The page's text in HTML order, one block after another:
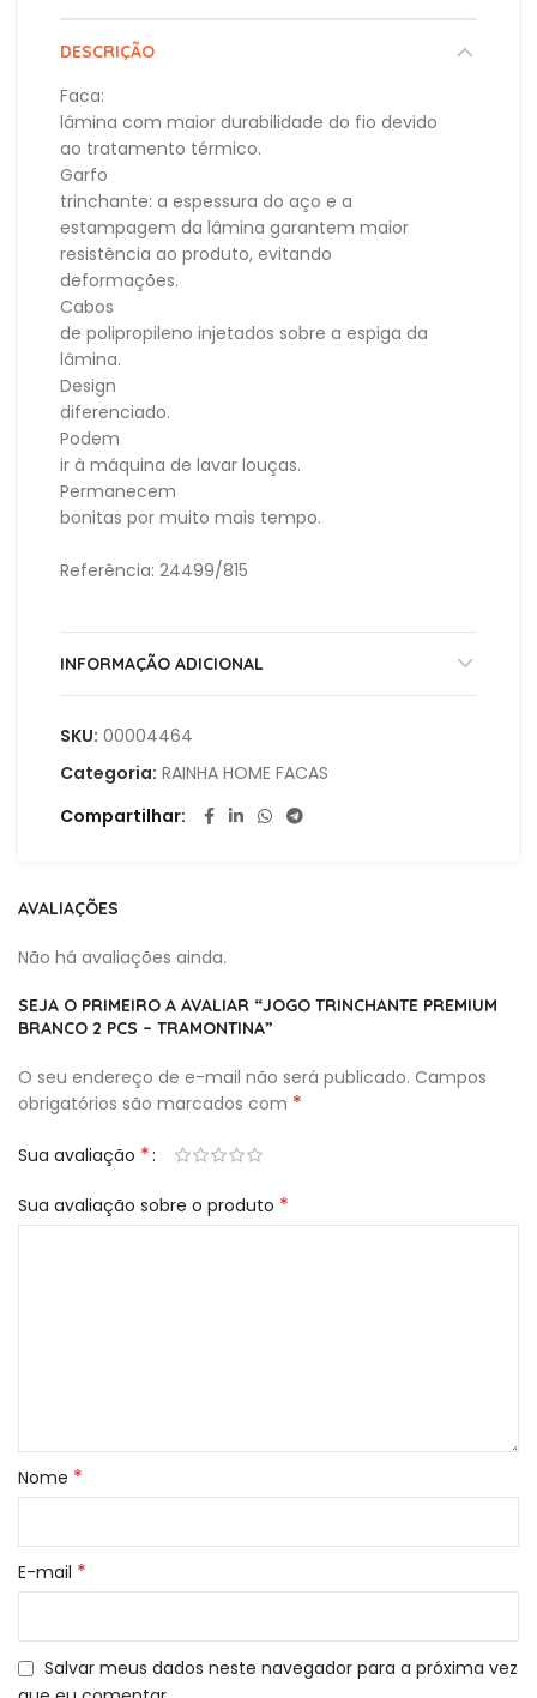
DESCRIÇÃO
Faca:
lâmina com maior durabilidade do fio devido
ao tratamento térmico.
Garfo
trinchante: a espessura do aço e a
estampagem da lâmina garantem maior
resistência ao produto, evitando
deformações.
Cabos
de polipropileno injetados sobre a espiga da
lâmina.
Design
diferenciado.
Podem
ir à máquina de lavar louças.
Permanecem
bonitas por muito mais tempo.
Referência: 24499/815
INFORMAÇÃO ADICIONAL
SKU: 00004464
Categoria: RAINHA HOME FACAS
Compartilhar
AVALIAÇÕES
Não há avaliações ainda.
SEJA O PRIMEIRO A AVALIAR “JOGO TRINCHANTE PREMIUM
BRANCO 2 PCS – TRAMONTINA”
O seu endereço de e-mail não será publicado. Campos
obrigatórios são marcados com *
Sua avaliação *
Sua avaliação sobre o produto *
Nome *
E-mail *
Salvar meus dados neste navegador para a próxima vez